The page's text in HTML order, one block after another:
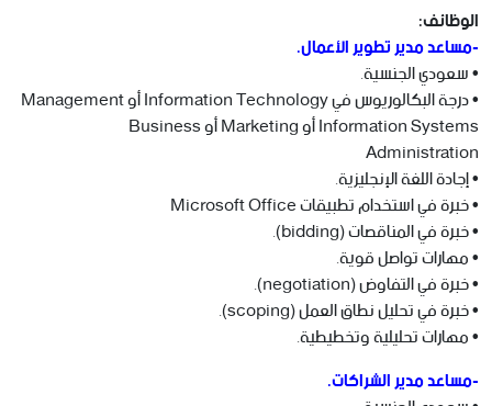
الوظائف:
-مساعد مدير تطوير الأعمال.
• سعودي الجنسية.
• درجة البكالوريوس في Information Technology أو Management
Information Systems أو Marketing أو Business
Administration
• إجادة اللغة الإنجليزية.
• خبرة في استخدام تطبيقات Microsoft Office
• خبرة في المناقصات (bidding).
• مهارات تواصل قوية.
• خبرة في التفاوض (negotiation).
• خبرة في تحليل نطاق العمل (scoping).
• مهارات تحليلية وتخطيطية.
-مساعد مدير الشراكات.